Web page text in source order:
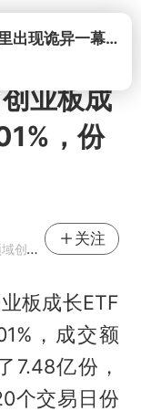
打开
业板成
，份
作者
关注
板成长ETF
，成交额
7.48亿份，
个交易日份